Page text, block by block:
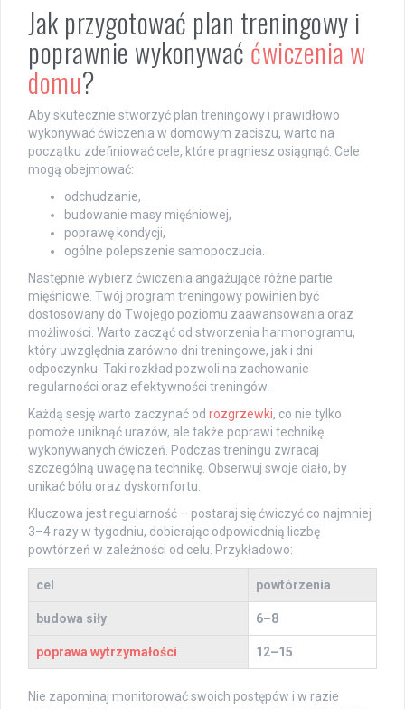
Jak przygotować plan treningowy i
poprawnie wykonywać ćwiczenia w
domu?
Aby skutecznie stworzyć plan treningowy i prawidłowo
wykonywać ćwiczenia w domowym zaciszu, warto na
początku zdefiniować cele, które pragniesz osiągnąć. Cele
mogą obejmować:
odchudzanie,
budowanie masy mięśniowej,
poprawę kondycji,
ogólne polepszenie samopoczucia.
Następnie wybierz ćwiczenia angażujące różne partie
mięśniowe. Twój program treningowy powinien być
dostosowany do Twojego poziomu zaawansowania oraz
możliwości. Warto zacząć od stworzenia harmonogramu,
który uwzględnia zarówno dni treningowe, jak i dni
odpoczynku. Taki rozkład pozwoli na zachowanie
regularności oraz efektywności treningów.
Każdą sesję warto zaczynać od rozgrzewki, co nie tylko
pomoże uniknąć urazów, ale także poprawi technikę
wykonywanych ćwiczeń. Podczas treningu zwracaj
szczególną uwagę na technikę. Obserwuj swoje ciało, by
unikać bólu oraz dyskomfortu.
Kluczowa jest regularność – postaraj się ćwiczyć co najmniej
3–4 razy w tygodniu, dobierając odpowiednią liczbę
powtórzeń w zależności od celu. Przykładowo:
cel powtórzenia
budowa siły 6–8
poprawa wytrzymałości 12–15
Nie zapominaj monitorować swoich postępów i w razie